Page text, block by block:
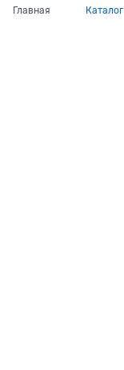
Главная Каталог